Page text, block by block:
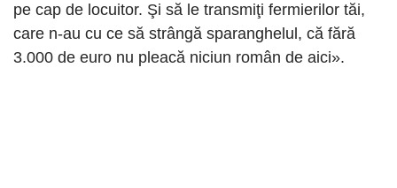
pe cap de locuitor. Şi să le transmiţi fermierilor tăi,
care n-au cu ce să strângă sparanghelul, că fără
3.000 de euro nu pleacă niciun român de aici».